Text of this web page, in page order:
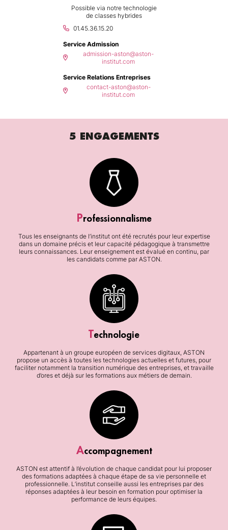
Possible via notre technologie
de classes hybrides
01.45.36.15.20
Service Admission
admission-aston@aston-
institut.com
Service Relations Entreprises
contact-aston@aston-
institut.com
5 ENGAGEMENTS
Professionnalisme
Tous les enseignants de l’institut ont été recrutés pour leur expertise
dans un domaine précis et leur capacité pédagogique à transmettre
leurs connaissances. Leur enseignement est évalué en continu, par
les candidats comme par ASTON.
Technologie
Appartenant à un groupe européen de services digitaux, ASTON
propose un accès à toutes les technologies actuelles et futures, pour
faciliter notamment la transition numérique des entreprises, et travaille
d’ores et déjà sur les formations aux métiers de demain.
Accompagnement
ASTON est attentif à l’évolution de chaque candidat pour lui proposer
des formations adaptées à chaque étape de sa vie personnelle et
professionnelle. L’institut conseille aussi les entreprises par des
réponses adaptées à leur besoin en formation pour optimiser la
performance de leurs équipes.